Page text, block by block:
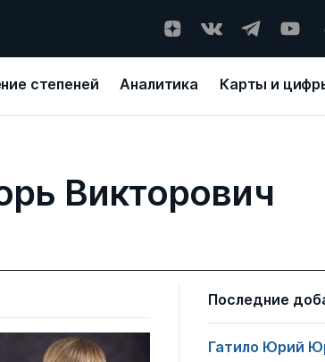
степеней Аналитика Карты и
Викторович
Последние
Гатило Юрий